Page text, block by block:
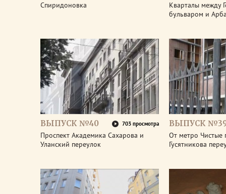
Спиридоновка
Кварталы между
бульваром и
ВЫПУСК №40 703 просмотра
Проспект Академика Сахарова и
Уланский переулок
ВЫПУСК
От метро Чистые
Гусятникова